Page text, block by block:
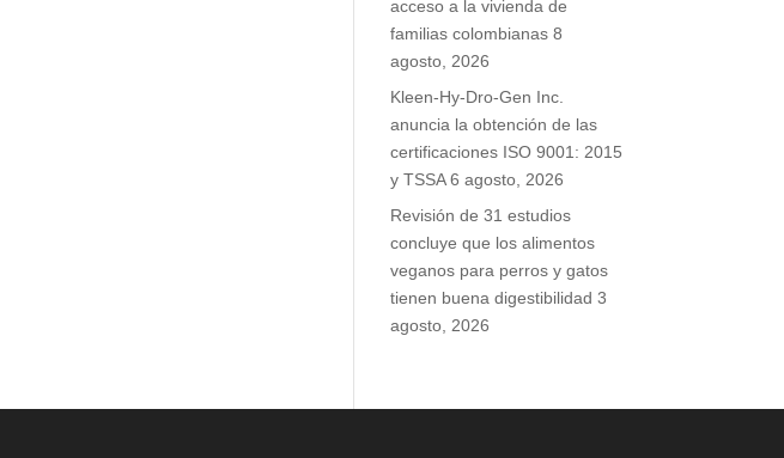
acceso a la vivienda de
familias colombianas 8
agosto, 2026
Kleen-Hy-Dro-Gen Inc.
anuncia la obtención de las
certificaciones ISO 9001: 2015
y TSSA 6 agosto, 2026
Revisión de 31 estudios
concluye que los alimentos
veganos para perros y gatos
tienen buena digestibilidad 3
agosto, 2026